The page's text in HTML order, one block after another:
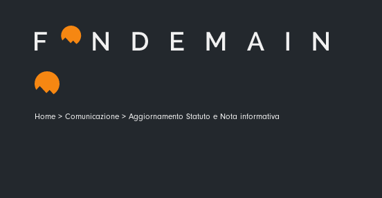
Home > Comunicazione > Aggiornamento Statuto e Nota informativa